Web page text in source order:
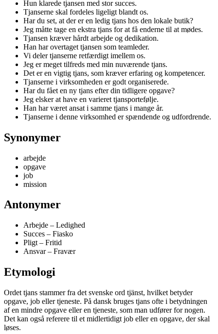
Hun klarede tjansen med stor succes.
Tjanserne skal fordeles ligeligt blandt os.
Har du set, at der er en ledig tjans hos den lokale butik?
Jeg måtte tage en ekstra tjans for at få enderne til at mødes.
Tjansen kræver hårdt arbejde og dedikation.
Han har overtaget tjansen som teamleder.
Vi deler tjanserne retfærdigt imellem os.
Jeg er meget tilfreds med min nuværende tjans.
Det er en vigtig tjans, som kræver erfaring og kompetencer.
Tjanserne i virksomheden er godt organiserede.
Har du fået en ny tjans efter din tidligere opgave?
Jeg elsker at have en varieret tjansportefølje.
Han har været ansat i samme tjans i mange år.
Tjanserne i denne virksomhed er spændende og udfordrende.
Synonymer
arbejde
opgave
job
mission
Antonymer
Arbejde – Ledighed
Succes – Fiasko
Pligt – Fritid
Ansvar – Fravær
Etymologi
Ordet tjans stammer fra det svenske ord tjänst, hvilket betyder
opgave, job eller tjeneste. På dansk bruges tjans ofte i betydningen
af en mindre opgave eller en tjeneste, som man udfører for nogen.
Det kan også referere til et midlertidigt job eller en opgave, der skal
løses.